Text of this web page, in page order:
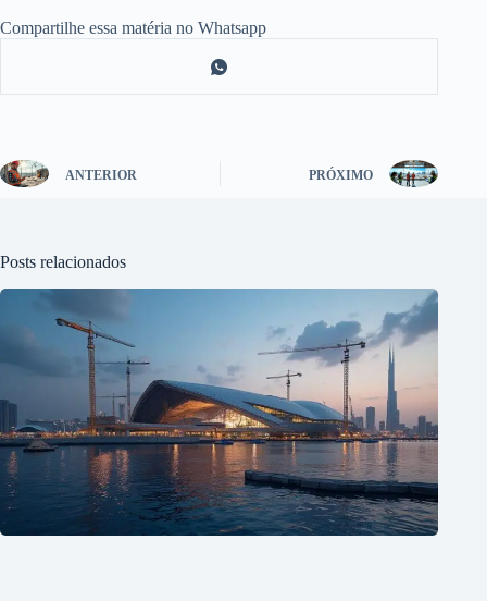
Compartilhe essa matéria no Whatsapp
ANTERIOR PRÓXIMO
Posts relacionados